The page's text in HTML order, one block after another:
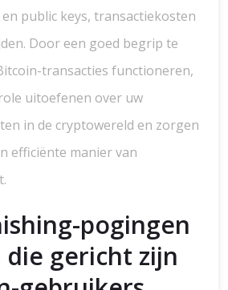
public keys, transactiekosten
Door een goed begrip te
transacties functioneren,
uitoefenen over uw
in de cryptowereld en zorgen
efficiënte manier van
pogingen
die gericht zijn